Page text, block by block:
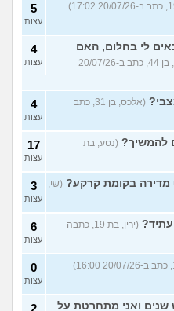
5
עצות
לי בחלום, האם
(אב עובד, בן 44, כתב ב-20/07/26
4
עצות
(אלכס, בן 31, כתב
4
עצות
להמשיך? (נטע, בת
17
עצות
מדירה בקומת קרקע? (שי,
3
עצות
(ירין, בת 19, כתבה
6
עצות
0
עצות
שנים ואני מתחרטת על
2